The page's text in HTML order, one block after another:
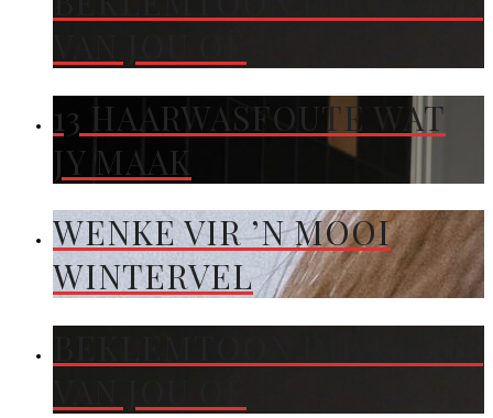
13 HAARWASFOUTE WAT
JY MAAK
WENKE VIR ’N MOOI
WINTERVEL